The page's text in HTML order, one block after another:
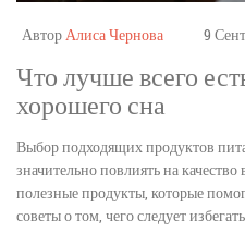
АвторАлиса Чернова 9
Что лучше всего
хорошего сна
Выбор подходящих продуктов
значительно повлиять на
полезные продукты, которые
советы о том, чего следует